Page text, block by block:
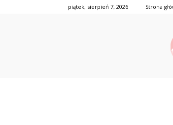
piątek, sierpień 7, 2026 Strona